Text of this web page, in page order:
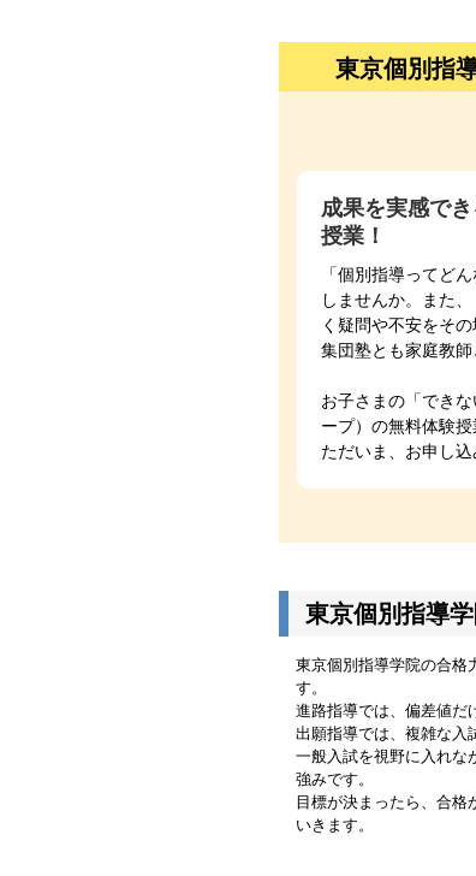
東京個別指
成果を実感で
授業！
「個別指導ってど
しませんか。また
く疑問や不安をそ
集団塾とも家庭教
お子さまの「でき
ープ）の無料体験授
ただいま、お申し込
東京個別指導
東京個別指導学院の合格
す。
進路指導では、偏差値だ
出願指導では、複雑な入
一般入試を視野に入れな
強みです。
目標が決まったら、合
いきます。